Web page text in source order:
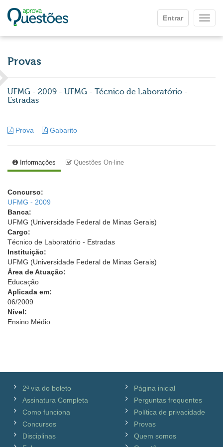
Entrar
Provas
UFMG - 2009 - UFMG - Técnico de Laboratório -
Estradas
Prova Gabarito
Informações Questões On-line
Concurso:
UFMG - 2009
Banca:
UFMG (Universidade Federal de Minas Gerais)
Cargo:
Técnico de Laboratório - Estradas
Instituição:
UFMG (Universidade Federal de Minas Gerais)
Área de Atuação:
Educação
Aplicada em:
06/2009
Nível:
Ensino Médio
2ª via do boleto
Assinatura Completa
Como funciona
Concursos
Disciplinas
Página inicial
Perguntas frequentes
Política de privacidade
Provas
Quem somos